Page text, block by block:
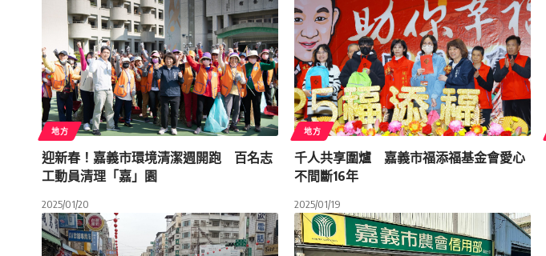
地方
迎新春！嘉義市環境清潔週開跑 百名志
工動員清理「嘉」園
2025/01/20
地方
千人共享圍爐 嘉義市福添福基金會愛心
不間斷16年
2025/01/19